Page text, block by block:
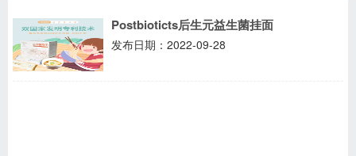
Postbioticts后生元益生菌挂面
发布日期：2022-09-28